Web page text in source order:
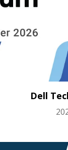
Dell